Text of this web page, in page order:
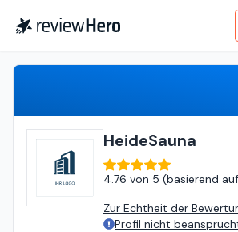
HeideSauna
4.76 von 5 (basierend auf
Zur Echtheit der
Profil nicht